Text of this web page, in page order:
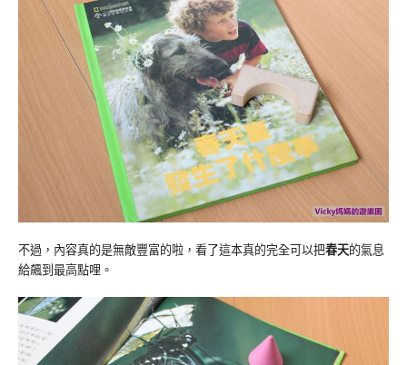
不過，內容真的是無敵豐富的啦，看了這本真的完全可以把春天的氣息
給飆到最高點哩。